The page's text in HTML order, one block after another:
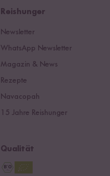
Reishunger
Newsletter
WhatsApp Newsletter
Magazin & News
Rezepte
Navacopah
15 Jahre Reishunger
Qualität